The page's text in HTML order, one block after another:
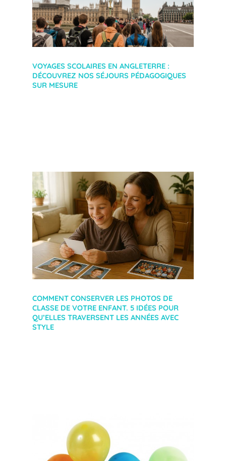
VOYAGES SCOLAIRES EN ANGLETERRE :
DÉCOUVREZ NOS SÉJOURS PÉDAGOGIQUES
SUR MESURE
COMMENT CONSERVER LES PHOTOS DE
CLASSE DE VOTRE ENFANT. 5 IDÉES POUR
QU’ELLES TRAVERSENT LES ANNÉES AVEC
STYLE